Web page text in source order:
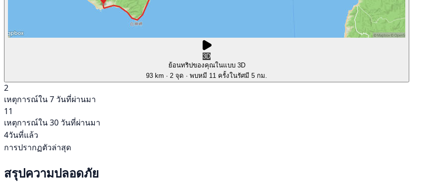
3D
ย้อนทริปของคุณในแบบ 3D
93 km · 2 จุด · พบหมี 11 ครั้งในรัศมี 5 กม.
2
เหตุการณ์ใน 7 วันที่ผ่านมา
11
เหตุการณ์ใน 30 วันที่ผ่านมา
4วันที่แล้ว
การปรากฏตัวล่าสุด
สรุปความปลอดภัย